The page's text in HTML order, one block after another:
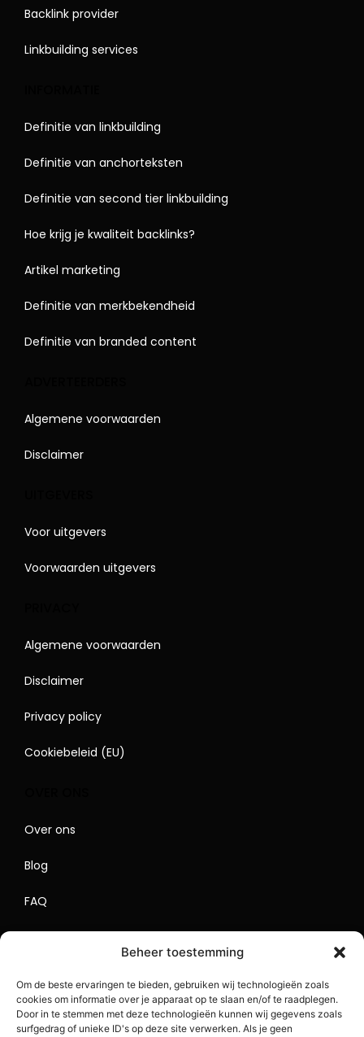
Beheer toestemming
Om de beste ervaringen te bieden, gebruiken wij technologieën zoals
cookies om informatie over je apparaat op te slaan en/of te raadplegen.
Door in te stemmen met deze technologieën kunnen wij gegevens zoals
surfgedrag of unieke ID's op deze site verwerken. Als je geen
Backlink provider
Linkbuilding services
Definitie van linkbuilding
Definitie van anchorteksten
Definitie van second tier linkbuilding
Hoe krijg je kwaliteit backlinks?
Artikel marketing
Definitie van merkbekendheid
Definitie van branded content
Algemene voorwaarden
Disclaimer
Voor uitgevers
Voorwaarden uitgevers
Algemene voorwaarden
Disclaimer
Privacy policy
Cookiebeleid (EU)
Over ons
Blog
FAQ
Lokaal Adverteren